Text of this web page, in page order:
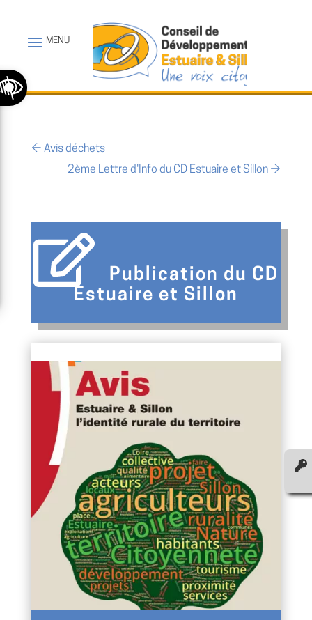
la barre d’outils
← Avis déchets
2ème Lettre d'Info du CD Estuaire et Sillon →
Publication du CD
Estuaire et Sillon